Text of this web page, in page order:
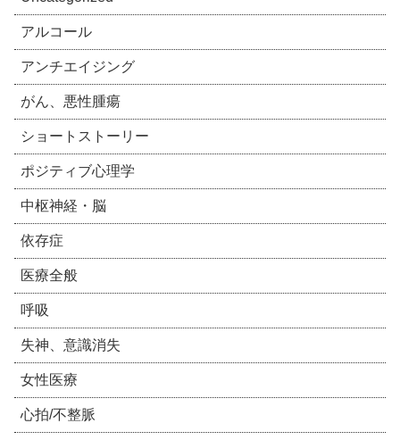
アルコール
アンチエイジング
がん、悪性腫瘍
ショートストーリー
ポジティブ心理学
中枢神経・脳
依存症
医療全般
呼吸
失神、意識消失
女性医療
心拍/不整脈